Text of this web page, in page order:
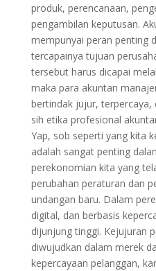
produk, perencanaan,
pengambilan keputusan.
mempunyai peran penting
tercapainya tujuan
tersebut harus dicapai
maka para akuntan
bertindak jujur, terpercaya,
sih etika profesional
Yap, sob seperti yang kita
adalah sangat penting
perekonomian kita yang
perubahan peraturan dan
undangan baru. Dalam
digital, dan berbasis
dijunjung tinggi. Kejujuran
diwujudkan dalam merek
kepercayaan pelanggan,